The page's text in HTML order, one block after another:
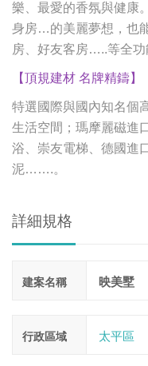
樂、最愛的香氛與健康
身房…的美麗夢想，也
房、好友客房…..等全
【頂規建材 名牌精鑄】
特選國際與國內知名個
生活空間；瑪摩麗磁進
浴、崇友電梯、德國進
泥…….。
詳細規格
建案名稱 映美墅
行政區域 太平區